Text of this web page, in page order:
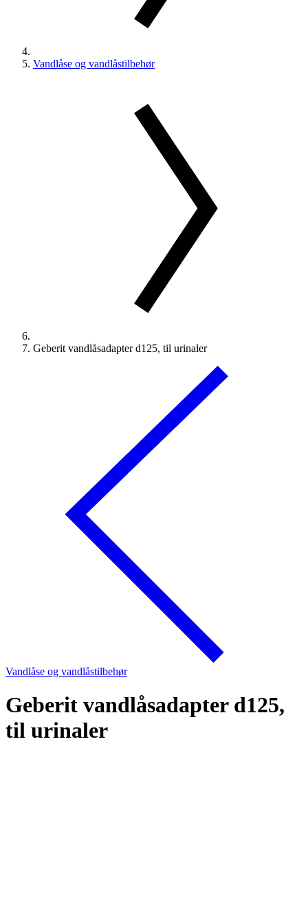
Vandlåse og vandlåstilbehør
Geberit vandlåsadapter d125, til urinaler
Vandlåse og vandlåstilbehør
Geberit vandlåsadapter d125,
til urinaler